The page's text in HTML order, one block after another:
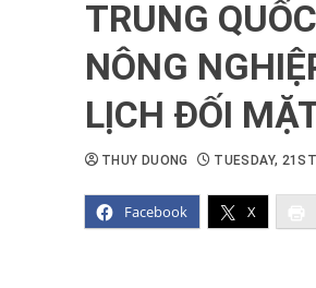
TRUNG
NÔNG
LỊCH ĐỐI
Facebook X
THUY DUONG TUESDAY,